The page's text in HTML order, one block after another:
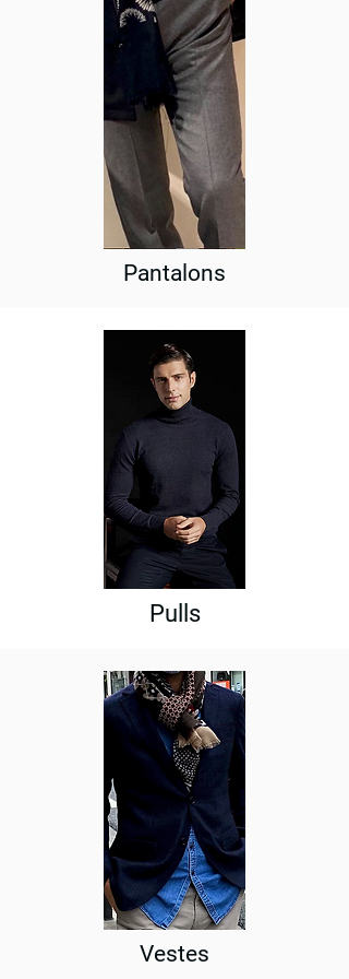
Pantalons
Pulls
Vestes